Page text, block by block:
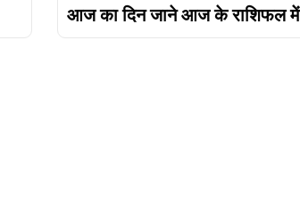
आज का दिन जाने आज के राशिफल में